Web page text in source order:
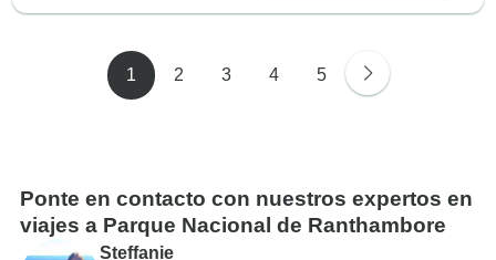
1 2 3 4 5
Ponte en contacto con nuestros expertos en
viajes a Parque Nacional de Ranthambore
Steffanie